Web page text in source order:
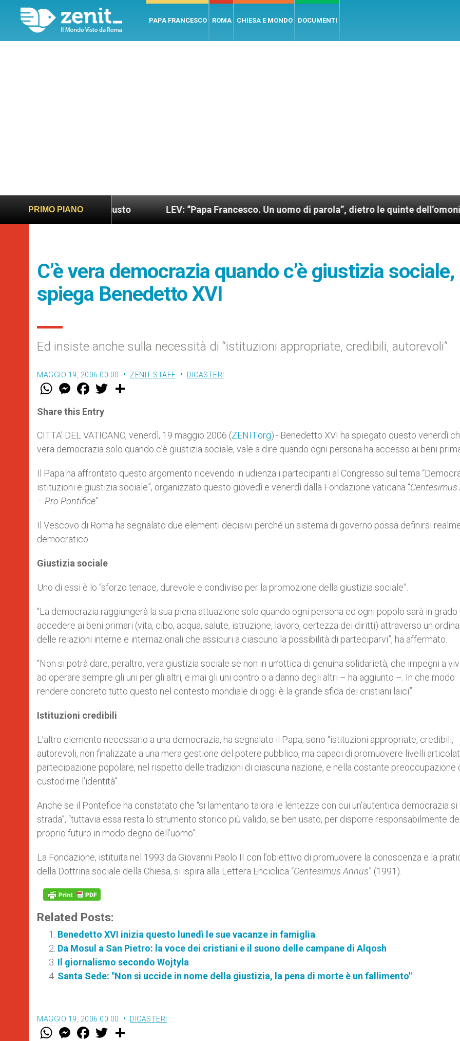
PAPA FRANCESCO ROMA CHIESA E MONDO DOCUMENTI
PRIMO PIANO
più sano e giusto LEV: “Papa Francesco. Un uomo di parola”, dietro le quinte dell’omonimo film di
C’è vera democrazia quando c’è giustizia sociale,
spiega Benedetto XVI
Ed insiste anche sulla necessità di “istituzioni appropriate, credibili, autorevoli”
MAGGIO 19, 2006 00:00 ZENIT STAFF DICASTERI
W
t
s
p
p
M
e
s
e
g
e
r
F
a
e
b
o
k
w
r
Share this Entry
CITTA’ DEL VATICANO, venerdì, 19 maggio 2006 (ZENIT.org).- Benedetto XVI ha spiegato questo venerdì
vera democrazia solo quando c’è giustizia sociale, vale a dire quando ogni persona ha accesso ai beni
Il Papa ha affrontato questo argomento ricevendo in udienza i partecipanti al Congresso sul tema
istituzioni e giustizia sociale”, organizzato questo giovedì e venerdì dalla Fondazione vaticana “Centesimus
– Pro Pontifice”.
Il Vescovo di Roma ha segnalato due elementi decisivi perché un sistema di governo possa definirsi
democratico.
Giustizia sociale
Uno di essi è lo “sforzo tenace, durevole e condiviso per la promozione della giustizia sociale”.
“La democrazia raggiungerà la sua piena attuazione solo quando ogni persona ed ogni popolo sarà in grado
accedere ai beni primari (vita, cibo, acqua, salute, istruzione, lavoro, certezza dei diritti) attraverso un
delle relazioni interne e internazionali che assicuri a ciascuno la possibilità di parteciparvi”, ha affermato.
“Non si potrà dare, peraltro, vera giustizia sociale se non in un’ottica di genuina solidarietà, che impegni a
ad operare sempre gli uni per gli altri, e mai gli uni contro o a danno degli altri – ha aggiunto –. In che modo
rendere concreto tutto questo nel contesto mondiale di oggi è la grande sfida dei cristiani laici”.
Istituzioni credibili
L’altro elemento necessario a una democrazia, ha segnalato il Papa, sono “istituzioni appropriate, credibili,
autorevoli, non finalizzate a una mera gestione del potere pubblico, ma capaci di promuovere livelli
partecipazione popolare, nel rispetto delle tradizioni di ciascuna nazione, e nella costante preoccupazione
custodirne l’identità”.
Anche se il Pontefice ha constatato che “si lamentano talora le lentezze con cui un’autentica democrazia si
strada”, “tuttavia essa resta lo strumento storico più valido, se ben usato, per disporre responsabilmente del
proprio futuro in modo degno dell’uomo”.
La Fondazione, istituita nel 1993 da Giovanni Paolo II con l’obiettivo di promuovere la conoscenza e la
della Dottrina sociale della Chiesa, si ispira alla Lettera Enciclica “Centesimus Annus” (1991).
Related Posts:
Benedetto XVI inizia questo lunedì le sue vacanze in famiglia
Da Mosul a San Pietro: la voce dei cristiani e il suono delle campane di Alqosh
Il giornalismo secondo Wojtyla
Santa Sede: "Non si uccide in nome della giustizia, la pena di morte è un fallimento"
MAGGIO 19, 2006 00:00 DICASTERI
W M
e
F
a w